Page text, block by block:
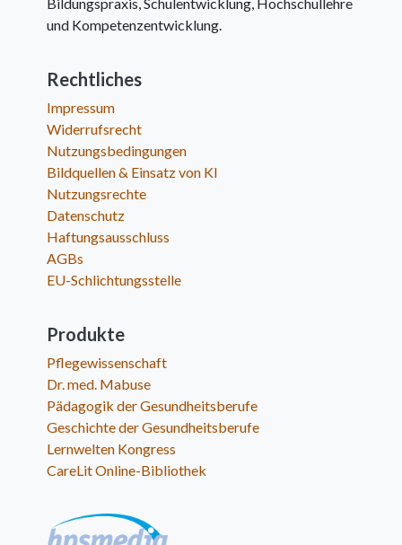
und Kompetenzentwicklung.
Rechtliches
Impressum
Widerrufsrecht
Nutzungsbedingungen
Bildquellen & Einsatz von KI
Nutzungsrechte
Datenschutz
Haftungsausschluss
AGBs
EU-Schlichtungsstelle
Produkte
Pflegewissenschaft
Dr. med. Mabuse
Pädagogik der Gesundheitsberufe
Geschichte der Gesundheitsberufe
Lernwelten Kongress
CareLit Online-Bibliothek